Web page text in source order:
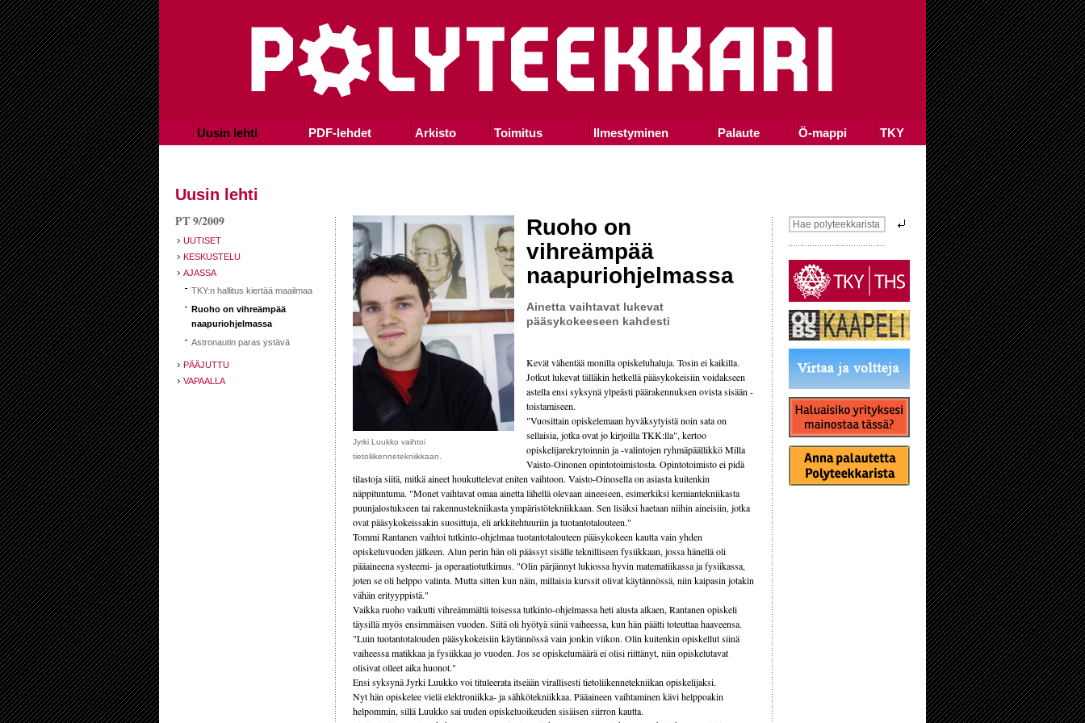
Uusin lehti PDF-lehdet Arkisto Toimitus Ilmestyminen Palaute Ö-mappi TKY
Uusin lehti
PT 9/2009
UUTISET
KESKUSTELU
AJASSA
TKY:n hallitus kiertää maailmaa
Ruoho on vihreämpää
naapuriohjelmassa
Astronautin paras ystävä
PÄÄJUTTU
VAPAALLA
Jyrki Luukko vaihtoi
tietoliikennetekniikkaan.
Ruoho on
vihreämpää
naapuriohjelmassa
Ainetta vaihtavat lukevat
pääsykokeeseen kahdesti
Kevät vähentää monilla opiskeluhaluja. Tosin ei kaikilla.
Jotkut lukevat tälläkin hetkellä pääsykokeisiin voidakseen
astella ensi syksynä ylpeästi päärakennuksen ovista sisään -
toistamiseen.
"Vuosittain opiskelemaan hyväksytyistä noin sata on
sellaisia, jotka ovat jo kirjoilla TKK:lla", kertoo
opiskelijarekrytoinnin ja -valintojen ryhmäpäällikkö Milla
Vaisto-Oinonen opintotoimistosta. Opintotoimisto ei pidä
tilastoja siitä, mitkä aineet houkuttelevat eniten vaihtoon. Vaisto-Oinosella on asiasta kuitenkin
näppituntuma. "Monet vaihtavat omaa ainetta lähellä olevaan aineeseen, esimerkiksi kemiantekniikasta
puunjalostukseen tai rakennustekniikasta ympäristötekniikkaan. Sen lisäksi haetaan niihin aineisiin, jotka
ovat pääsykokeissakin suosittuja, eli arkkitehtuuriin ja tuotantotalouteen."
Tommi Rantanen vaihtoi tutkinto-ohjelmaa tuotantotalouteen pääsykokeen kautta vain yhden
opiskeluvuoden jälkeen. Alun perin hän oli päässyt sisälle teknilliseen fysiikkaan, jossa hänellä oli
pääaineena systeemi- ja operaatiotutkimus. "Olin pärjännyt lukiossa hyvin matematiikassa ja fysiikassa,
joten se oli helppo valinta. Mutta sitten kun näin, millaisia kurssit olivat käytännössä, niin kaipasin jotakin
vähän erityyppistä."
Vaikka ruoho vaikutti vihreämmältä toisessa tutkinto-ohjelmassa heti alusta alkaen, Rantanen opiskeli
täysillä myös ensimmäisen vuoden. Siitä oli hyötyä siinä vaiheessa, kun hän päätti toteuttaa haaveensa.
"Luin tuotantotalouden pääsykokeisiin käytännössä vain jonkin viikon. Olin kuitenkin opiskellut siinä
vaiheessa matikkaa ja fysiikkaa jo vuoden. Jos se opiskelumäärä ei olisi riittänyt, niin opiskelutavat
olisivat olleet aika huonot."
Ensi syksynä Jyrki Luukko voi tituleerata itseään virallisesti tietoliikennetekniikan opiskelijaksi.
Nyt hän opiskelee vielä elektroniikka- ja sähkötekniikkaa. Pääaineen vaihtaminen kävi helppoakin
helpommin, sillä Luukko sai uuden opiskeluoikeuden sisäisen siirron kautta.